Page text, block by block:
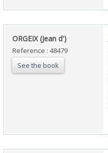
‎ORGEIX (Jean d')‎
Reference : 48479
See the book